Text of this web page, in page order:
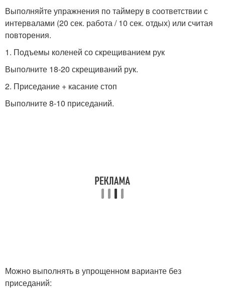
Выполняйте упражнения по таймеру в соответствии с
интервалами (20 сек. работа / 10 сек. отдых) или считая
повторения.
1. Подъемы коленей со скрещиванием рук
Выполните 18-20 скрещиваний рук.
2. Приседание + касание стоп
Выполните 8-10 приседаний.
Можно выполнять в упрощенном варианте без
приседаний: